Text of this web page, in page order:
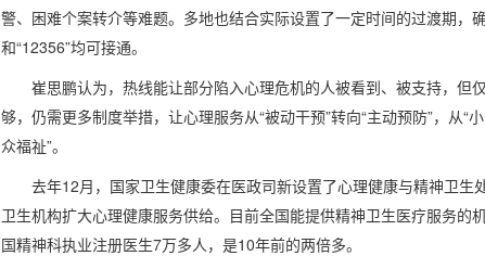
警、困难个案转介等难题。多地也结合实际设置了一定时间的过渡期，
和“12356”均可接通。
崔思鹏认为，热线能让部分陷入心理危机的人被看到、被支持，但
够，仍需更多制度举措，让心理服务从“被动干预”转向“主动预防”，从“
众福祉”。
去年12月，国家卫生健康委在医政司新设置了心理健康与精神卫生
卫生机构扩大心理健康服务供给。目前全国能提供精神卫生医疗服务的
国精神科执业注册医生7万多人，是10年前的两倍多。